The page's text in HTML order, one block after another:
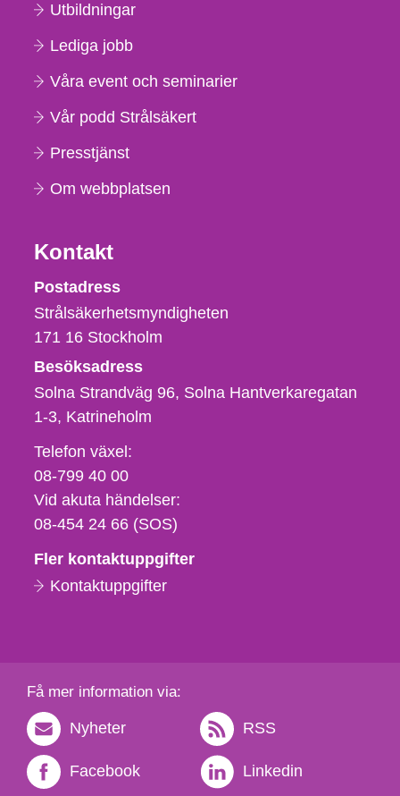
Utbildningar
Lediga jobb
Våra event och seminarier
Vår podd Strålsäkert
Presstjänst
Om webbplatsen
Kontakt
Strålsäkerhetsmyndigheten
Postadress
Strålsäkerhetsmyndigheten
171 16 Stockholm
Besöksadress
Solna Strandväg 96, Solna Hantverkaregatan
1-3 Katrineholm
Telefon,
fax
och
e-
Telefon växel:
08-799 40 00
Vid akuta händelser:
08-454 24 66 (SOS)
Fler kontaktuppgifter
Kontaktuppgifter
Få mer information via:
Nyheter RSS
Facebook Linkedin